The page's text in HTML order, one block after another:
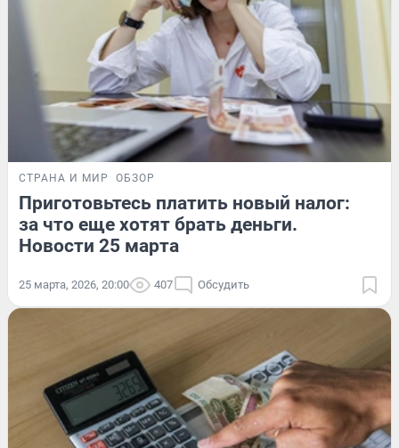
СТРАНА И МИР ОБЗОР
Приготовьтесь платить новый налог:
за что еще хотят брать деньги.
Новости 25 марта
25 марта, 2026, 20:00 407 Обсудить